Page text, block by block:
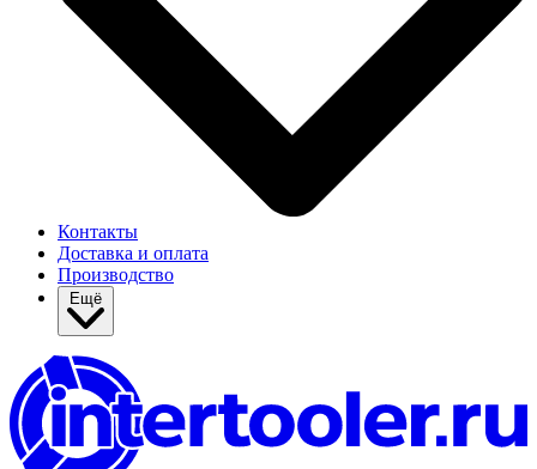
Контакты
Доставка и оплата
Производство